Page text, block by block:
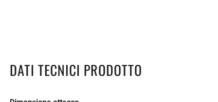
DATI TECNICI PRODOTTO